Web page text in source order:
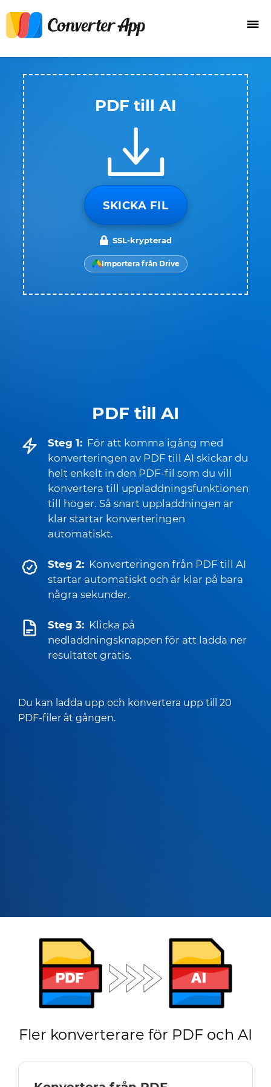
PDF till AI
Steg 1: För att komma igång med
konverteringen av PDF till AI skickar du
helt enkelt in den PDF-fil som du vill
konvertera till uppladdningsfunktionen
till höger. Så snart uppladdningen är
klar startar konverteringen
automatiskt.
Steg 2: Konverteringen från PDF till AI
startar automatiskt och är klar på bara
några sekunder.
Steg 3: Klicka på
nedladdningsknappen för att ladda ner
resultatet gratis.
Du kan ladda upp och konvertera upp till 20
PDF-filer åt gången.
PDF till AI
SKICKA FIL
SSL-krypterad
Importera från Drive
Fler konverterare för PDF och AI